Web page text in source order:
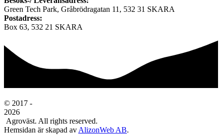
Green Tech Park, Gråbrödragatan 11, 532 31 SKARA
Postadress:
Box 63, 532 21 SKARA
© 2017 -
2026
Agroväst. All rights reserved.
Hemsidan är skapad av AlizonWeb AB.